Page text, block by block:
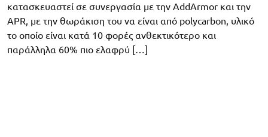
κατασκευαστεί σε συνεργασία με την AddArmor και την
APR, με την θωράκιση του να είναι από polycarbon, υλικό
το οποίο είναι κατά 10 φορές ανθεκτικότερο και
παράλληλα 60% πιο ελαφρύ […]